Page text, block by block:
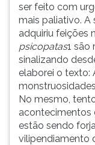
ser feito com
mais paliativo. A
adquiriu feições
psicopatas1 são
sinalizando
elaborei o texto:
No mesmo,
acontecimentos
estão sendo
vilipendiamento